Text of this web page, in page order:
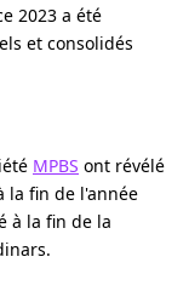
2023 a été
et consolidés
MPBS ont révélé
la fin de l'année
à la fin de la